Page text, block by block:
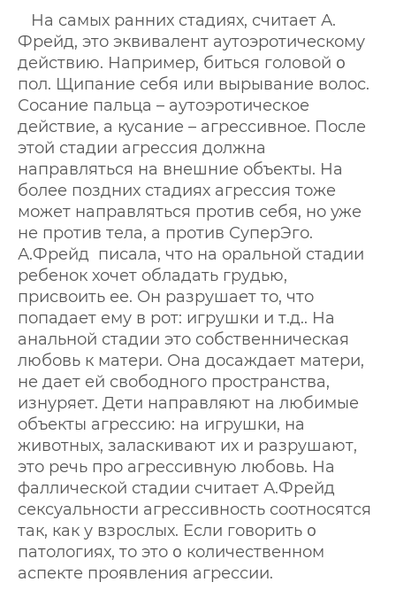
На самых ранних стадиях, считает А.
Фрейд, это эквивалент аутоэротическому
действию. Например, биться головой ο
пол. Щипание себя или вырывание волос.
Сосание пальца – аутоэротическое
действие, а кусание – агрессивное. После
этой стадии агрессия должна
направляться на внешние объекты. На
более поздних стадиях агрессия тоже
может направляться против себя, но уже
не против тела, а против СуперЭго.
А.Фрейд писала, что на оральной стадии
ребенок хочет обладать грудью,
присвоить ее. Он разрушает то, что
попадает ему в рот: игрушки и т.д.. На
анальной стадии это собственническая
любовь к матери. Она досаждает матери,
не дает ей свободного пространства,
изнуряет. Дети направляют на любимые
объекты агрессию: на игрушки, на
животных, заласкивают их и разрушают,
это речь про агрессивную любовь. На
фаллической стадии считает А.Фрейд
сексуальности агрессивность соотносятся
так, как у взрослых. Если говорить ο
патологиях, то это ο количественном
аспекте проявления агрессии.